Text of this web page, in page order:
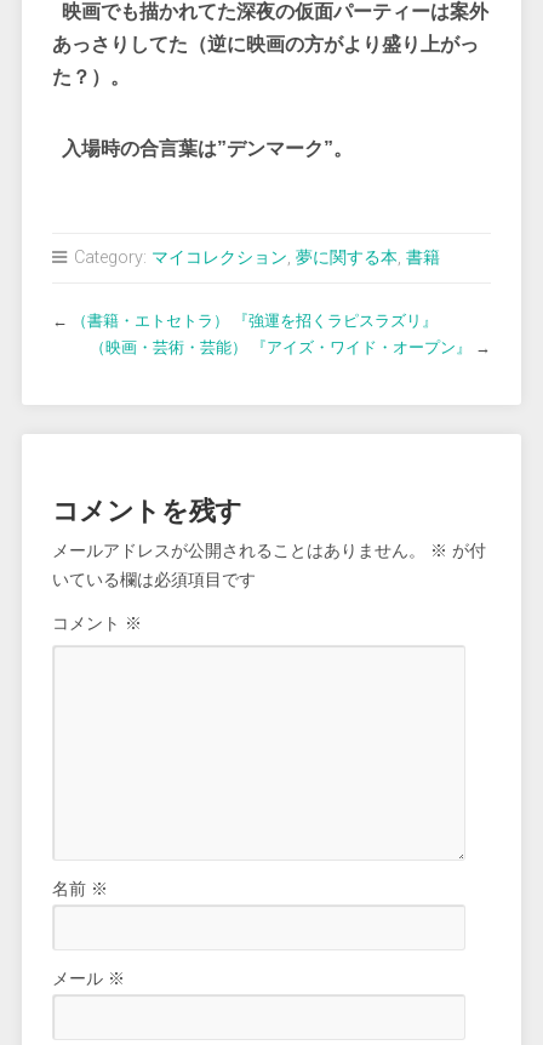
映画でも描かれてた深夜の仮面パーティーは案外
あっさりしてた（逆に映画の方がより盛り上がっ
た？）。
入場時の合言葉は”デンマーク”。
Category: マイコレクション, 夢に関する本, 書籍
←
（書籍・エトセトラ） 『強運を招くラピスラズリ』
（映画・芸術・芸能） 『アイズ・ワイド・オープン』
→
コメントを残す
メールアドレスが公開されることはありません。 ※ が付
いている欄は必須項目です
コメント ※
名前 ※
メール ※